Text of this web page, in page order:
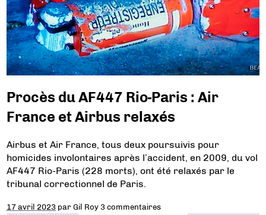
Procès du AF447 Rio-Paris : Air
France et Airbus relaxés
Airbus et Air France, tous deux poursuivis pour
homicides involontaires après l’accident, en 2009, du vol
AF447 Rio-Paris (228 morts), ont été relaxés par le
tribunal correctionnel de Paris.
17 avril 2023 parGil Roy 3 commentaires